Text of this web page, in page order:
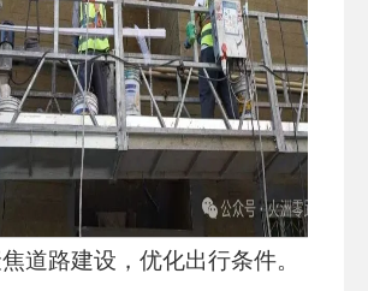
道路建设，优化出行条件。